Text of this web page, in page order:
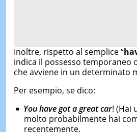
Inoltre, rispetto al semplice “
indica il possesso temporaneo
che avviene in un determinato
Per esempio, se dico:
You have got a great car! (Hai
molto probabilmente hai
recentemente.